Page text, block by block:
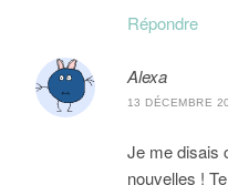
Répondre
Alexa
13 DÉCEMBRE
Je me disais
nouvelles !